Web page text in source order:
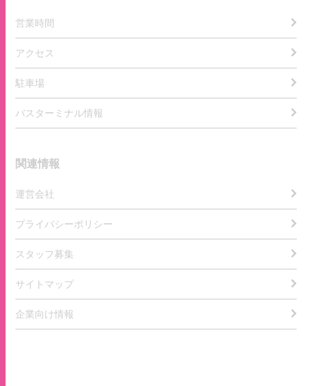
営業時間
アクセス
駐車場
バスターミナル情報
関連情報
運営会社
プライバシーポリシー
スタッフ募集
サイトマップ
企業向け情報